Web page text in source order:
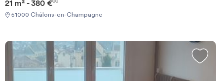
21 m² - 380 €CC
51000 Châlons-en-Champagne